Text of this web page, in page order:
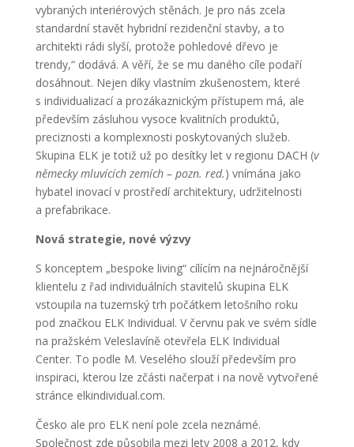
vybraných interiérových stěnách. Je pro nás zcela
standardní stavět hybridní rezidenční stavby, a to
architekti rádi slyší, protože pohledové dřevo je
trendy,“ dodává. A věří, že se mu daného cíle podaří
dosáhnout. Nejen díky vlastním zkušenostem, které
s individualizací a prozákaznickým přístupem má, ale
především zásluhou vysoce kvalitních produktů,
preciznosti a komplexnosti poskytovaných služeb.
Skupina ELK je totiž už po desítky let v regionu DACH (v
německy mluvících zemích – pozn. red.) vnímána jako
hybatel inovací v prostředí architektury, udržitelnosti
a prefabrikace.
Nová strategie, nové výzvy
S konceptem „bespoke living“ cílícím na nejnáročnější
klientelu z řad individuálních stavitelů skupina ELK
vstoupila na tuzemský trh počátkem letošního roku
pod značkou ELK Individual. V červnu pak ve svém sídle
na pražském Veleslavíně otevřela ELK Individual
Center. To podle M. Veselého slouží především pro
inspiraci, kterou lze zčásti načerpat i na nově vytvořené
stránce elkindividual.com.
Česko ale pro ELK není pole zcela neznámé.
Společnost zde působila mezi lety 2008 a 2012, kdy